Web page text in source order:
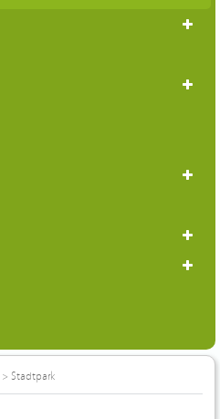
> Stadtpark